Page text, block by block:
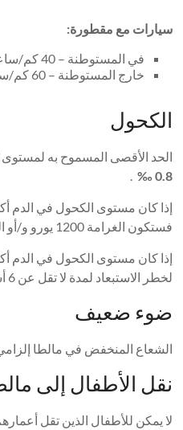
سيارات مع مقطورة:
في المستوطنة – 40 كم/ساعة
خارج المستوطنة – 60 كم/ساعة
الكحول
الحد الأقصى المسموح به
0.8 ‰
.
فستكون الغرامة 1200 يورو و/أو السجن لمدة تصل إلى 3 أشهر.
لخطر الاستبعاد لمدة لا تقل عن 6 أشهر.
ضوء ضعيف
الشعاع المنخفض في مالطا إلزامي
نقل الأطفال إلى